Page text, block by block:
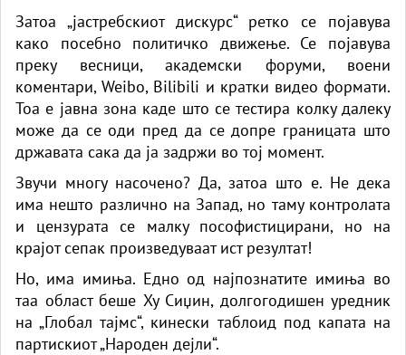
Затоа „јастребскиот дискурс“ ретко се појавува
како посебно политичко движење. Се појавува
преку весници, академски форуми, воени
коментари, Weibo, Bilibili и кратки видео формати.
Тоа е јавна зона каде што се тестира колку далеку
може да се оди пред да се допре границата што
државата сака да ја задржи во тој момент.
Звучи многу насочено? Да, затоа што е. Не дека
има нешто различно на Запад, но таму контролата
и цензурата се малку пософистицирани, но на
крајот сепак произведуваат ист резултат!
Но, има имиња. Едно од најпознатите имиња во
таа област беше Ху Сиџин, долгогодишен уредник
на „Глобал тајмс“, кинески таблоид под капата на
партискиот „Народен дејли“.